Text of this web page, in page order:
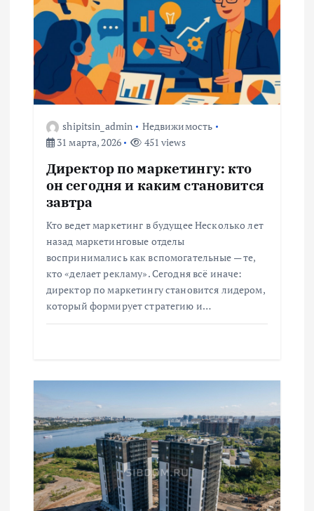
я
п
о
shipitsin_admin
Недвижимость
31 марта, 2026
451 views
Директор по маркетингу: кто
он сегодня и каким становится
завтра
Кто ведет маркетинг в будущее Несколько лет
назад маркетинговые отделы
воспринимались как вспомогательные — те,
кто «делает рекламу». Сегодня всё иначе:
директор по маркетингу становится лидером,
который формирует стратегию и…